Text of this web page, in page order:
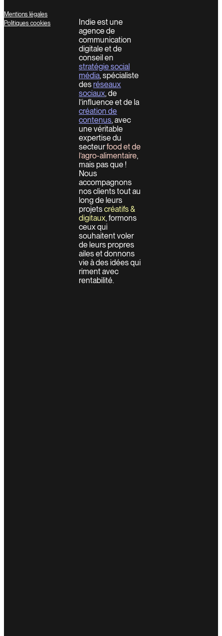
Mentions légales
Politiques cookies
Indie est une
agence de
communication
digitale et de
conseil en
stratégie social
média, spécialiste
des réseaux
sociaux, de
l’influence et de la
création de
contenus, avec
une véritable
expertise du
secteurfood et de
l’agro-alimentaire,
mais pas que !
Nous
accompagnons
nos clients tout au
long de leurs
projetscréatifs &
digitaux, formons
ceux qui
souhaitent voler
de leurs propres
ailes et donnons
vie à des idées qui
riment avec
rentabilité.